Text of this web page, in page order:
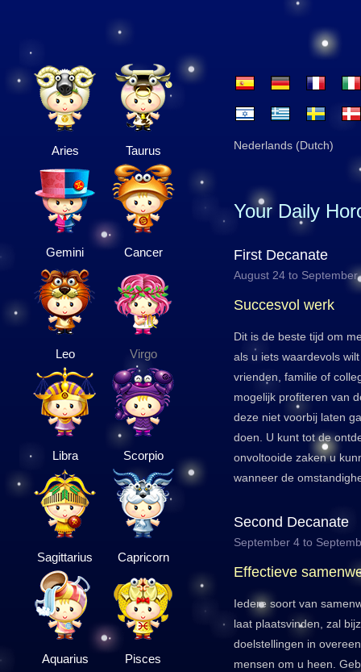
Aries Taurus
Gemini Cancer
Leo Virgo
Libra Scorpio
Sagittarius Capricorn
Aquarius Pisces
Nederlands (Dutch)
Your Daily
First Decanate
August 24 to September
Succesvol werk
Dit is de beste tijd om
als u iets waardevols
vrienden, familie of
mogelijk profiteren van
deze niet voorbij laten
doen. U kunt tot de
onvoltooide zaken u
wanneer de
Second Decanate
September 4 to
Effectieve
Iedere soort van
laat plaatsvinden, zal
doelstellingen in
mensen om u heen.